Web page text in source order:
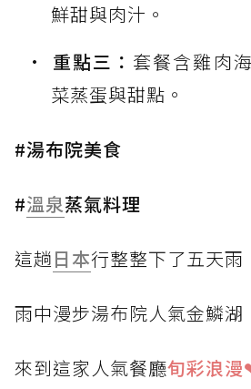
鮮甜與肉汁。
重點三： 套餐含雞肉
菜蒸蛋與甜點。
#湯布院美食
#溫泉蒸氣料理
這趟日本行整整下了五天雨
雨中漫步湯布院人氣金鱗湖
來到這家人氣餐廳旬彩浪